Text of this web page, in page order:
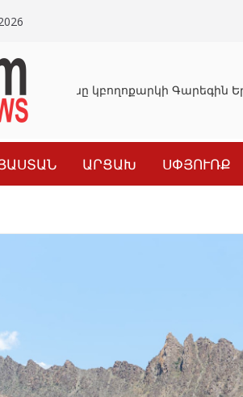
կբողոքարկի Գարեգին
ԱՐՑԱԽ ՍՓՅՈՒՌՔ